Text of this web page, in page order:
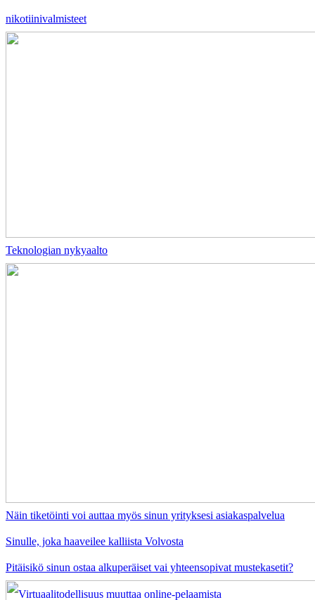
nikotiinivalmisteet
Teknologian nykyaalto
Näin tiketöinti voi auttaa myös sinun yrityksesi asiakaspalvelua
Sinulle, joka haaveilee kalliista Volvosta
Pitäisikö sinun ostaa alkuperäiset vai yhteensopivat mustekasetit?